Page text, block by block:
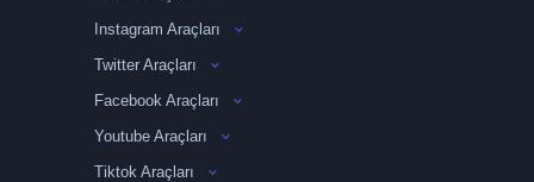
Instagram Araçları
Twitter Araçları
Facebook Araçları
Youtube Araçları
Tiktok Araçları